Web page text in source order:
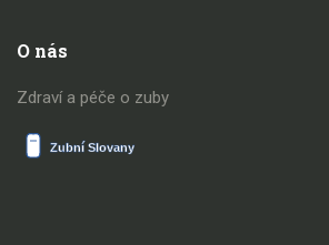
O nás
Zdraví a péče o zuby